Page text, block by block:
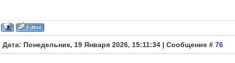
Дата: Понедельник, 19 Января 2026, 15:11:34 | Сообщение # 76